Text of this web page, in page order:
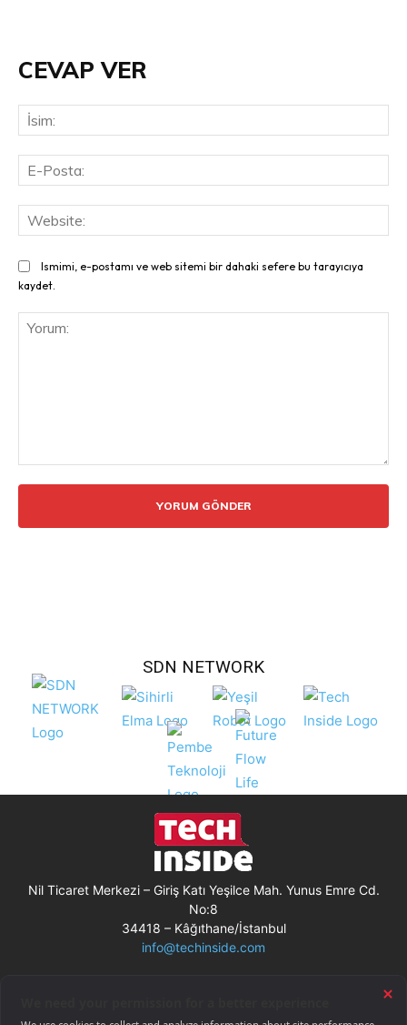
CEVAP VER
Ismimi, e-postamı ve web sitemi bir dahaki sefere bu tarayıcıya
kaydet.
SDN NETWORK
Nil Ticaret Merkezi – Giriş Katı Yeşilce Mah. Yunus Emre Cd.
No:8
34418 – Kâğıthane/İstanbul
info@techinside.com